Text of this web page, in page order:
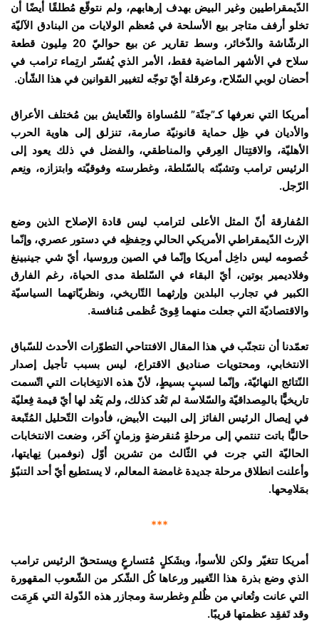
الدّيمقراطيين وغير البيض بهدف إرهابهم، ولم نتوقّع مُطلقًا أيضًا أن
تخلو أرفف متاجر بيع الأسلحة في مُعظم الولايات من البنادق الآليّة
الرشّاشة والذّخائر، وسط تقارير عن بيع حواليّ 20 مِليون قطعة
سلاح في الأشهر الماضية فقط، الأمر الذي يُفسّر ارتِماء ترامب في
أحضان لوبي السّلاح، وعرقلة أيّ توجّه لتغيير القوانين في هذا الشّأن.
أمريكا التي نعرفها كـ”جنّة” للمُساواة والتّعايش بين مُختلف الأعراق
والأديان في ظِل حماية قانونيّة صارمة، تنزلق إلى هاوية الحرب
الأهليّة، والاقتِتال العِرقي والمناطقي، والفضل في ذلك يعود إلى
الرئيس ترامب وتشبّثه بالسّلطة، وغطرسته وفوقيّته وابتزازه، ونِعم
الرّجل.
المُفارقة أنّ المثل الأعلى لترامب ليس قادة الإصلاح الذين وضع
الإرث الدّيمقراطي الأمريكي الحالي وحِفظِه في دستور عصري، وإنّما
خُصومه ليس داخِل أمريكا وإنّما في الصين وروسيا، أيّ شي جينبينغ
وفلاديمير بوتين، أيّ البقاء في السّلطة مدى الحياة، رغم الفارق
الكبير في تجارب البلدين وإرثهما التّاريخي، ونظريّاتهما السياسيّة
والاقتصاديّة التي جعلت منهما قِوىً عُظمى مُنافسة.
تعمّدنا أن نتجنّب في هذا المقال الافتتاحي التطوّرات الأحدث للسّباق
الانتخابي، ومحتويات صناديق الاقتراع، ليس بسبب تأجيل إصدار
النّتائج النهائيّة، وإنّما لسببٍ بسيطٍ، لأنّ هذه الانتِخابات التي اتّسمت
تاريخيًّا بالمِصداقيّة والسّلاسة لم تَعُد كذلك، ولم يَعُد لها أيّ قيمة فِعليّة
في إيصال الرئيس الفائز إلى البيت الأبيض، فأدوات التّحليل المُتّبعة
حاليًّا باتت تنتمي إلى مرحلةٍ مُنقرضةٍ وزمانٍ آخَر، وضعت الانتخابات
الحاليّة التي جرت في الثّالث من تشرين أوّل (نوفمبر) نِهايتها،
وأعلنت انطلاق مرحلة جديدة غامضة المعالم، لا يستطيع أيّ أحد التنبّؤ
بمَلامِحها.
***
أمريكا تتغيّر ولكن للأسوأ، وبشَكلٍ مُتسارعٍ ويستحقّ الرئيس ترامب
الذي وضع بذرة هذا التّغيير ورعاها كُل الشّكر من الشّعوب المقهورة
التي عانت وتُعاني من ظُلمِ وغطرسة ومجازر هذه الدّولة التي هَرِمَت
وقد تَفقِد عظمتها قريبًا.